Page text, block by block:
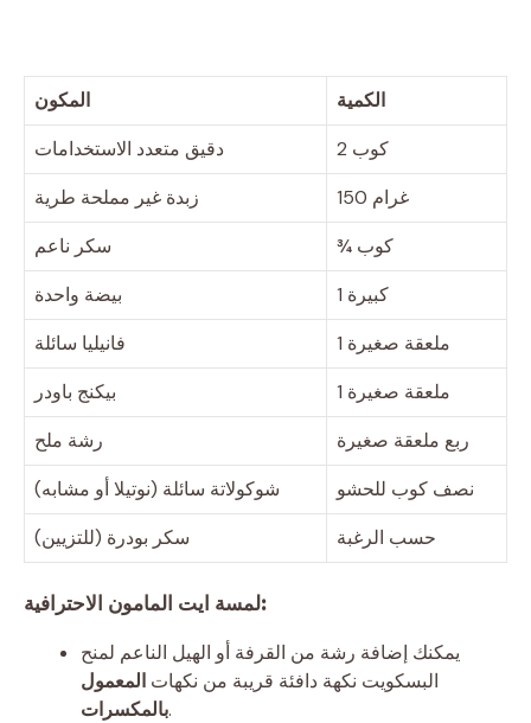
المكون
الكمية
دقيق متعدد الاستخدامات
2 كوب
زبدة غير مملحة طرية
150 غرام
سكر ناعم
¾ كوب
بيضة واحدة
1 كبيرة
فانيليا سائلة
1 ملعقة صغيرة
بيكنج باودر
1 ملعقة صغيرة
رشة ملح
ربع ملعقة صغيرة
شوكولاتة سائلة (نوتيلا أو مشابه)
نصف كوب للحشو
سكر بودرة (للتزيين)
حسب الرغبة
لمسة ايت المامون الاحترافية:
يمكنك إضافة رشة من القرفة أو الهيل الناعم لمنح
البسكويت نكهة دافئة قريبة من نكهات المعمول
بالمكسرات.